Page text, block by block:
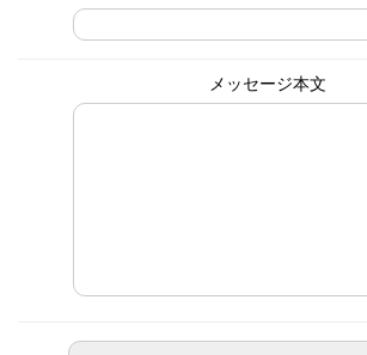
メッセージ本文